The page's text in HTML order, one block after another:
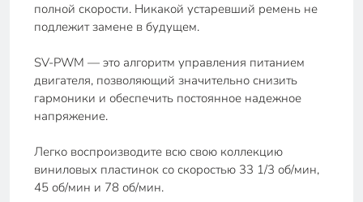
полной скорости. Никакой устаревший ремень не
подлежит замене в будущем.
SV-PWM — это алгоритм управления питанием
двигателя, позволяющий значительно снизить
гармоники и обеспечить постоянное надежное
напряжение.
Легко воспроизводите всю свою коллекцию
виниловых пластинок со скоростью 33 1/3 об/мин,
45 об/мин и 78 об/мин.